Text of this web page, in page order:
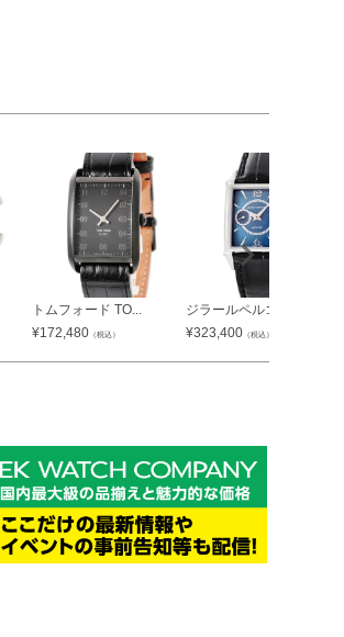
トムフォード TO...
¥172,480 （税込）
ジラールペルゴ G...
¥323,400 （税込）